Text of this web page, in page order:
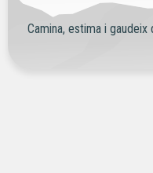
Camina, estima i